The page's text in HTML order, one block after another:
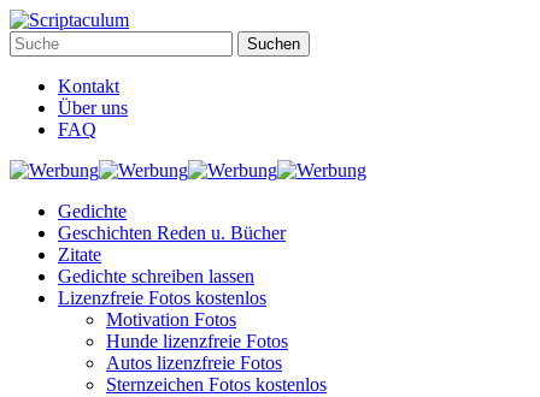
Kontakt
Über uns
FAQ
Gedichte
Geschichten Reden u. Bücher
Zitate
Gedichte schreiben lassen
Lizenzfreie Fotos kostenlos
Motivation Fotos
Hunde lizenzfreie Fotos
Autos lizenzfreie Fotos
Sternzeichen Fotos kostenlos